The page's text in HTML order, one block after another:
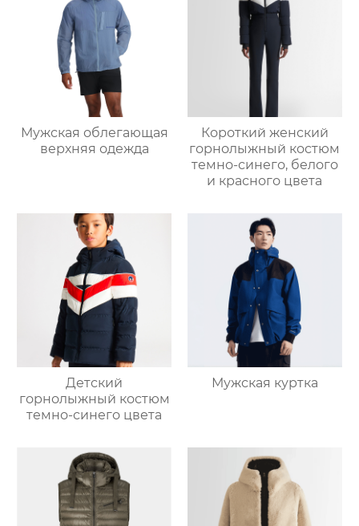
Мужская облегающая
верхняя одежда
Короткий женский
горнолыжный костюм
темно-синего, белого
и красного цвета
Детский
горнолыжный костюм
темно-синего цвета
Мужская куртка